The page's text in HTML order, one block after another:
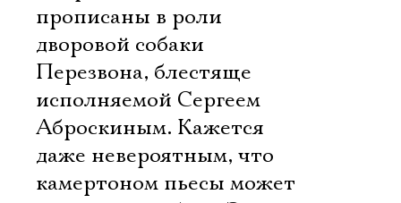
прописаны в роли
дворовой собаки
Перезвона, блестяще
исполняемой Сергеем
Аброскиным. Кажется
даже невероятным, что
камертоном пьесы может